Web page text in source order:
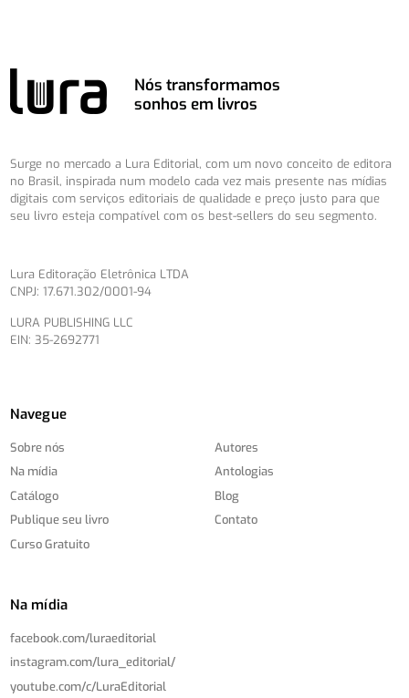
Nós transformamos
sonhos em livros
Surge no mercado a Lura Editorial, com um novo conceito de editora
no Brasil, inspirada num modelo cada vez mais presente nas mídias
digitais com serviços editoriais de qualidade e preço justo para que
seu livro esteja compatível com os best-sellers do seu segmento.
Lura Editoração Eletrônica LTDA
CNPJ: 17.671.302/0001-94
LURA PUBLISHING LLC
EIN: 35-2692771
Navegue
Sobre nós
Na mídia
Catálogo
Publique seu livro
Curso Gratuito
Autores
Antologias
Blog
Contato
Na mídia
facebook.com/luraeditorial
instagram.com/lura_editorial/
youtube.com/c/LuraEditorial